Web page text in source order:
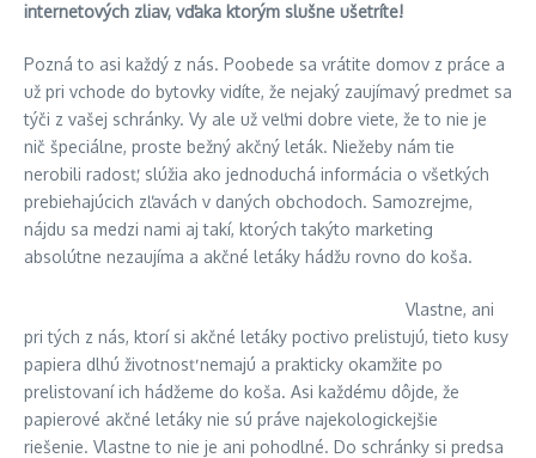
internetových zliav, vďaka ktorým slušne ušetríte!
Pozná to asi každý z nás. Poobede sa vrátite domov z práce a
už pri vchode do bytovky vidíte, že nejaký zaujímavý predmet sa
týči z vašej schránky. Vy ale už veľmi dobre viete, že to nie je
nič špeciálne, proste bežný akčný leták. Niežeby nám tie
nerobili radosť, slúžia ako jednoduchá informácia o všetkých
prebiehajúcich zľavách v daných obchodoch. Samozrejme,
nájdu sa medzi nami aj takí, ktorých takýto marketing
absolútne nezaujíma a akčné letáky hádžu rovno do koša.
Vlastne, ani
pri tých z nás, ktorí si akčné letáky poctivo prelistujú, tieto kusy
papiera dlhú životnosť nemajú a prakticky okamžite po
prelistovaní ich hádžeme do koša. Asi každému dôjde, že
papierové akčné letáky nie sú práve najekologickejšie
riešenie. Vlastne to nie je ani pohodlné. Do schránky si predsa